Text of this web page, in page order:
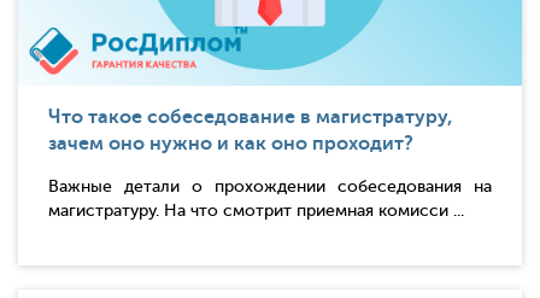
Что такое собеседование в магистратуру,
зачем оно нужно и как оно проходит?
Важные детали о прохождении собеседования на
магистратуру. На что смотрит приемная комисси ...